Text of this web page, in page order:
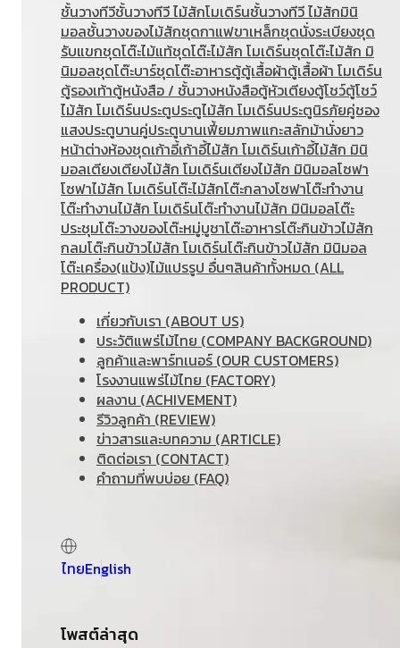
ชั้นวางทีวีชั้นวางทีวี ไม้สักโมเดิร์นชั้นวางทีวี ไม้สักมินิ
มอลชั้นวางของไม้สักชุดกาแฟขาเหล็กชุดนั่งระเบียงชุด
รับแขกชุดโต๊ะไม้แท้ชุดโต๊ะไม้สัก โมเดิร์นชุดโต๊ะไม้สัก มิ
นิมอลชุดโต๊ะบาร์ชุดโต๊ะอาหารตู้ตู้เสื้อผ้าตู้เสื้อผ้า โมเดิร์น
ตู้รองเท้าตู้หนังสือ / ชั้นวางหนังสือตู้หัวเตียงตู้โชว์ตู้โชว์
ไม้สัก โมเดิร์นประตูประตูไม้สัก โมเดิร์นประตูนิรภัยคู่ชอง
แสงประตูบานคู่ประตูบานเฟี้ยมภาพแกะสลักม้านั่งยาว
หน้าต่างห้องชุดเก้าอี้เก้าอี้ไม้สัก โมเดิร์นเก้าอี้ไม้สัก มินิ
มอลเตียงเตียงไม้สัก โมเดิร์นเตียงไม้สัก มินิมอลโซฟา
โซฟาไม้สัก โมเดิร์นโต๊ะไม้สักโต๊ะกลางโซฟาโต๊ะทำงาน
โต๊ะทํางานไม้สัก โมเดิร์นโต๊ะทำงานไม้สัก มินิมอลโต๊ะ
ประชุมโต๊ะวางของโต๊ะหมู่บูชาโต๊ะอาหารโต๊ะกินข้าวไม้สัก
กลมโต๊ะกินข้าวไม้สัก โมเดิร์นโต๊ะกินข้าวไม้สัก มินิมอล
โต๊ะเครื่อง(แป้ง)ไม้แปรรูป อื่นๆสินค้าทั้งหมด (ALL
PRODUCT)
เกี่ยวกับเรา (ABOUT US)
ประวัติแพร่ไม้ไทย (COMPANY BACKGROUND)
ลูกค้าและพาร์ทเนอร์ (OUR CUSTOMERS)
โรงงานแพร่ไม้ไทย (FACTORY)
ผลงาน (ACHIVEMENT)
รีวิวลูกค้า (REVIEW)
ข่าวสารและบทความ (ARTICLE)
ติดต่อเรา (CONTACT)
คำถามที่พบบ่อย (FAQ)
English
ไทย
โพสต์ล่าสุด